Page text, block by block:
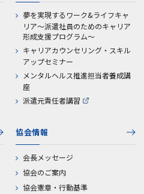
夢を実現するワーク&ライフキャ
リア～派遣社員のためのキャリア
形成支援プログラム～
キャリアカウンセリング・スキル
アップセミナー
メンタルヘルス推進担当者養成講
座
派遣元責任者講習
協会情報
会長メッセージ
協会のご案内
協会憲章・行動基準